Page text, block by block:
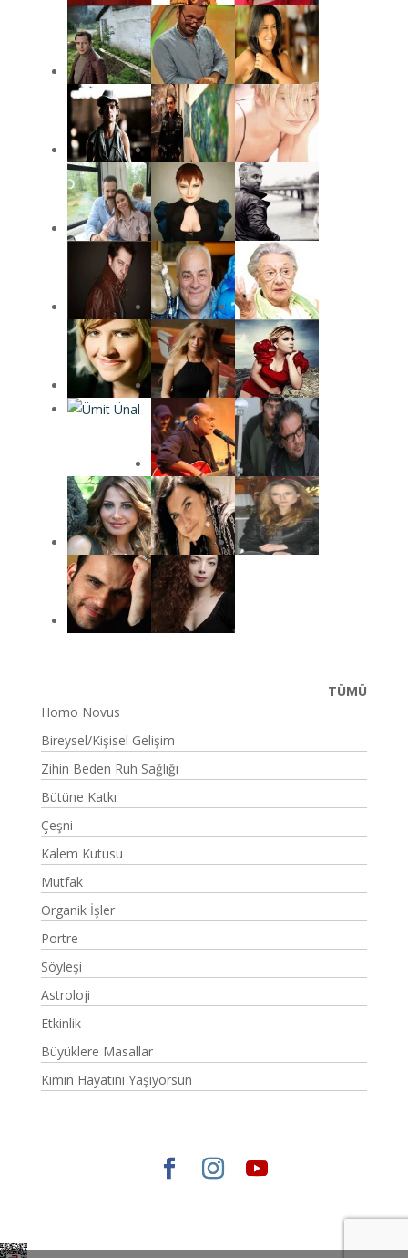
TÜMÜ
Homo Novus
Bireysel/Kişisel Gelişim
Zihin Beden Ruh Sağlığı
Bütüne Katkı
Çeşni
Kalem Kutusu
Mutfak
Organik İşler
Portre
Söyleşi
Astroloji
Etkinlik
Büyüklere Masallar
Kimin Hayatını Yaşıyorsun